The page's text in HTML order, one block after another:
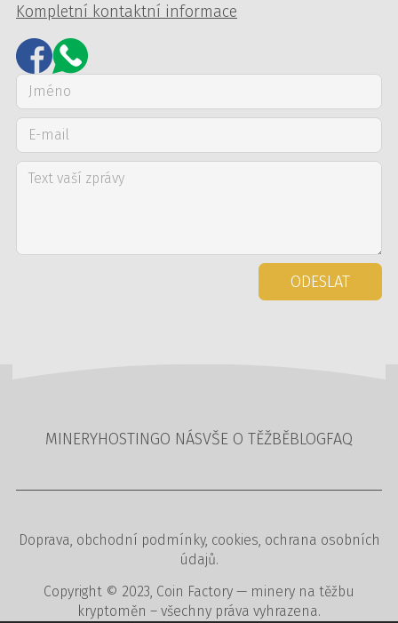
Kompletní kontaktní informace
ODESLAT
MINERYHOSTINGO NÁSVŠE O TĚŽBĚBLOGFAQ
Doprava, obchodní podmínky, cookies, ochrana osobních
údajů.
Copyright © 2023, Coin Factory — minery na těžbu
kryptoměn – všechny práva vyhrazena.